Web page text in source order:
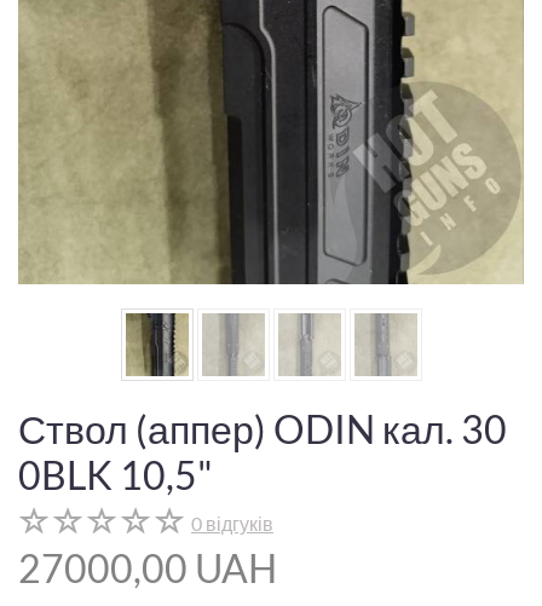
Ствол (аппер) ODIN кал. 30
0BLK 10,5"
0 відгуків
27000,00 UAH